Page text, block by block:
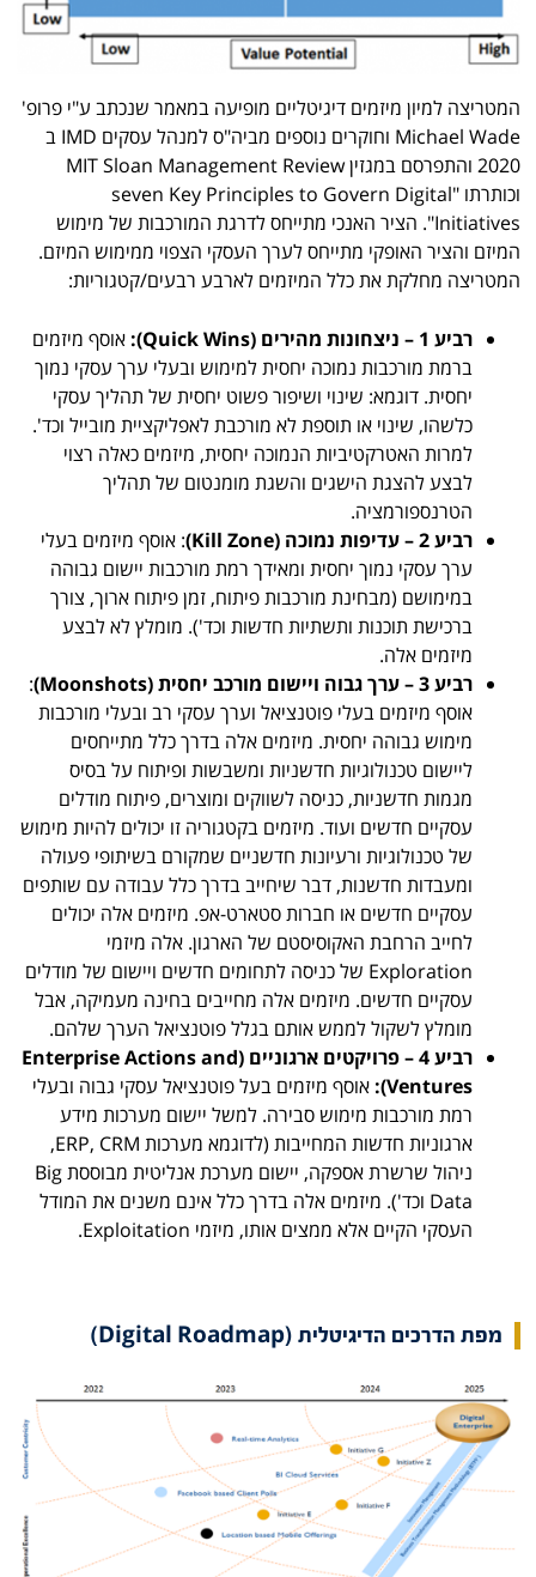
המטריצה למיון מיזמים דיגיטליים מופיעה במאמר שנכתב ע"י פרופ'
Michael Wade וחוקרים נוספים מביה"ס למנהל עסקים IMD ב
2020 והתפרסם במגזין MIT Sloan Management Review
וכותרתו "seven Key Principles to Govern Digital
Initiatives". הציר האנכי מתייחס לדרגת המורכבות של מימוש
המיזם והציר האופקי מתייחס לערך העסקי הצפוי ממימוש המיזם.
המטריצה מחלקת את כלל המיזמים לארבע רבעים/קטגוריות:
רביע 1 – ניצחונות מהירים ( Quick Wins
): אוסף מיזמים
ברמת מורכבות נמוכה יחסית למימוש ובעלי ערך עסקי נמוך
יחסית. דוגמא: שינוי ושיפור פשוט יחסית של תהליך עסקי
כלשהו, שינוי או תוספת לא מורכבת לאפליקציית מובייל וכד'.
למרות האטרקטיביות הנמוכה יחסית, מיזמים כאלה רצוי
לבצע להצגת הישגים והשגת מומנטום של תהליך
הטרנספורמציה.
רביע 2 – עדיפות נמוכה
(
Kill Zone
): אוסף מיזמים בעלי
ערך עסקי נמוך יחסית ומאידך רמת מורכבות יישום גבוהה
במימושם (מבחינת מורכבות פיתוח, זמן פיתוח ארוך, צורך
ברכישת תוכנות ותשתיות חדשות וכד'). מומלץ לא לבצע
מיזמים אלה.
רביע 3 – ערך גבוה ויישום מורכב יחסית (
Moonshots
)
:
אוסף מיזמים בעלי פוטנציאל וערך עסקי רב ובעלי מורכבות
מימוש גבוהה יחסית. מיזמים אלה בדרך כלל מתייחסים
ליישום טכנולוגיות חדשניות ומשבשות ופיתוח על בסיס
מגמות חדשניות, כניסה לשווקים ומוצרים, פיתוח מודלים
עסקיים חדשים ועוד. מיזמים בקטגוריה זו יכולים להיות מימוש
של טכנולוגיות ורעיונות חדשניים שמקורם בשיתופי פעולה
ומעבדות חדשנות, דבר שיחייב בדרך כלל עבודה עם שותפים
עסקיים חדשים או חברות סטארט-אפ. מיזמים אלה יכולים
לחייב הרחבת האקוסיסטם של הארגון. אלה מיזמי
Exploration של כניסה לתחומים חדשים ויישום של מודלים
עסקיים חדשים. מיזמים אלה מחייבים בחינה מעמיקה, אבל
מומלץ לשקול לממש אותם בגלל פוטנציאל הערך שלהם.
רביע 4 – פרויקטים ארגוניים (
Enterprise Actions and
Ventures
):אוסף מיזמים בעל פוטנציאל עסקי גבוה ובעלי
רמת מורכבות מימוש סבירה. למשל יישום מערכות מידע
ארגוניות חדשות המחייבות (לדוגמא מערכות ERP, CRM,
ניהול שרשרת אספקה, יישום מערכת אנליטית מבוססת Big
Data וכד'). מיזמים אלה בדרך כלל אינם משנים את המודל
העסקי הקיים אלא ממצים אותו, מיזמי Exploitation.
מפת הדרכים הדיגיטלית (Digital Roadmap
)